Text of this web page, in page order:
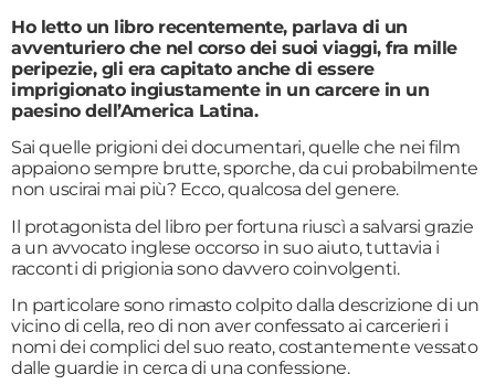
Ho letto un libro recentemente, parlava di un
avventuriero che nel corso dei suoi viaggi, fra mille
peripezie, gli era capitato anche di essere
imprigionato ingiustamente in un carcere in un
paesino dell’America Latina.
Sai quelle prigioni dei documentari, quelle che nei film
appaiono sempre brutte, sporche, da cui probabilmente
non uscirai mai più? Ecco, qualcosa del genere.
Il protagonista del libro per fortuna riuscì a salvarsi grazie
a un avvocato inglese occorso in suo aiuto, tuttavia i
racconti di prigionia sono davvero coinvolgenti.
In particolare sono rimasto colpito dalla descrizione di un
vicino di cella, reo di non aver confessato ai carcerieri i
nomi dei complici del suo reato, costantemente vessato
dalle guardie in cerca di una confessione.